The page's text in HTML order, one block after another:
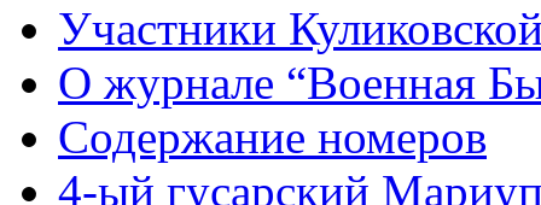
Участники
О журнале “Военная
Содержание номеров
4-ый гусарский